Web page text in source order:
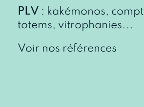
Voir nos références
PLV : kakémonos,
totems, vitrophanies...